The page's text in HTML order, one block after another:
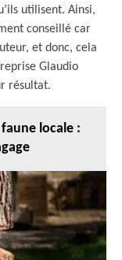
utilisent. Ainsi,
conseillé car
et donc, cela
Glaudio
résultat.
locale :